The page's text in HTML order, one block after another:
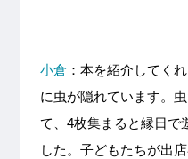
小倉 ：本を紹介してく
に虫が隠れています。
て、4枚集まると縁日で
した。子どもたちが出